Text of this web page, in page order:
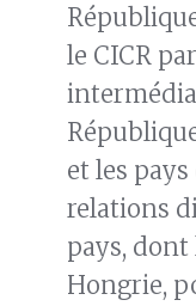
le CICR
et les pays
relations
pays, dont
Hongrie,